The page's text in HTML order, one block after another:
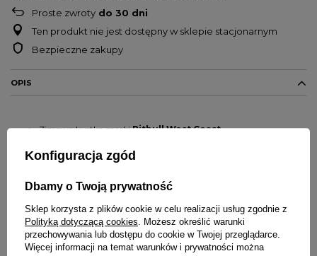
Proste zwroty do 30 dni
Ten produkt nie jest dostępny w sklepie stacjonarnym
Bezpieczne zakupy
OPIS
Zimowa kurtka markiPitbull West Coast
Klasyczny model z kapturem
Na całej powierzchni materiału zgrzewane pikowanie
Kurtka posiada zintegrowany kaptur z ociepleniem
Całość podszyta poliestrową podszewką
Wysoka stójka chroniąca szyje przed wiatrem i zimnem
Konfiguracja zgód
Dbamy o Twoją prywatność
Sklep korzysta z plików cookie w celu realizacji usług zgodnie z
Polityką dotyczącą cookies . Możesz określić warunki
przechowywania lub dostępu do cookie w Twojej przeglądarce.
Więcej informacji na temat warunków i prywatności można